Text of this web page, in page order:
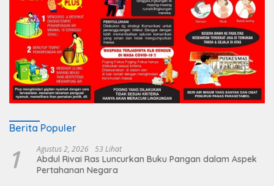
Berita Populer
1 Agustus 2, 2026 53 Lihat
Abdul Rivai Ras Luncurkan Buku Pangan dalam Aspek
Pertahanan Negara